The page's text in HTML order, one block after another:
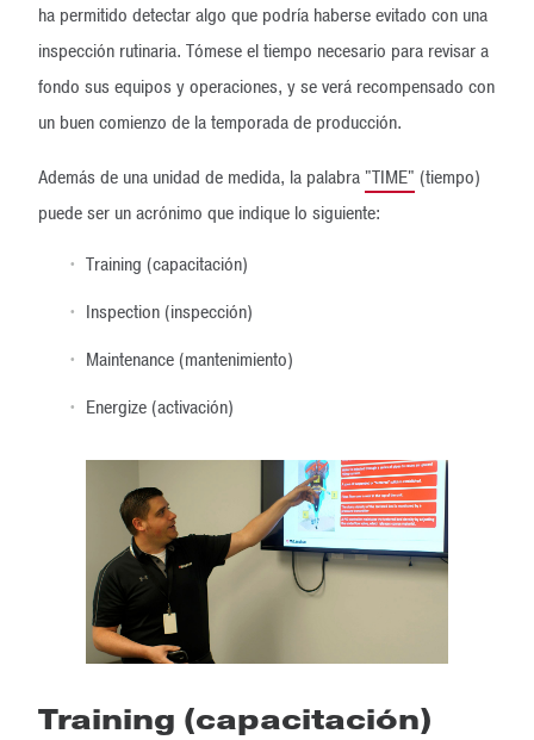
ha permitido detectar algo que podría haberse evitado con una
inspección rutinaria. Tómese el tiempo necesario para revisar a
fondo sus equipos y operaciones, y se verá recompensado con
un buen comienzo de la temporada de producción.
Además de una unidad de medida, la palabra "TIME" (tiempo)
puede ser un acrónimo que indique lo siguiente:
Training (capacitación)
Inspection (inspección)
Maintenance (mantenimiento)
Energize (activación)
Training (capacitación)